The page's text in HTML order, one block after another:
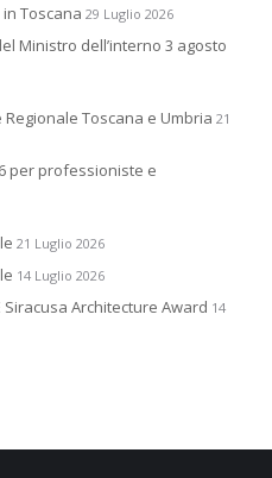
Toscana 29 Luglio 2026
Ministro dell’interno 3 agosto
Toscana e Umbria 21
per professioniste e
21 Luglio 2026
14 Luglio 2026
Siracusa Architecture Award 14